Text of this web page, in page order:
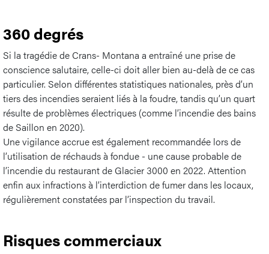
360 degrés
Si la tragédie de Crans- Montana a entraîné une prise de
conscience salutaire, celle-ci doit aller bien au-delà de ce cas
particulier. Selon différentes statistiques nationales, près d’un
tiers des incendies seraient liés à la foudre, tandis qu’un quart
résulte de problèmes électriques (comme l’incendie des bains
de Saillon en 2020).
Une vigilance accrue est également recommandée lors de
l’utilisation de réchauds à fondue - une cause probable de
l’incendie du restaurant de Glacier 3000 en 2022. Attention
enfin aux infractions à l’interdiction de fumer dans les locaux,
régulièrement constatées par l’inspection du travail.
Risques commerciaux